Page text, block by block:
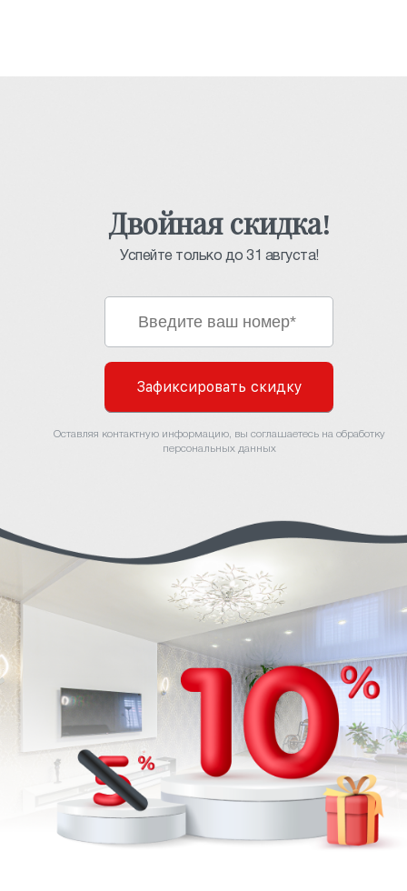
Двойная скидка!
Успейте только до 31 августа!
Зафиксировать скидку
Оставляя контактную информацию, вы соглашаетесь на обработку
персональных данных